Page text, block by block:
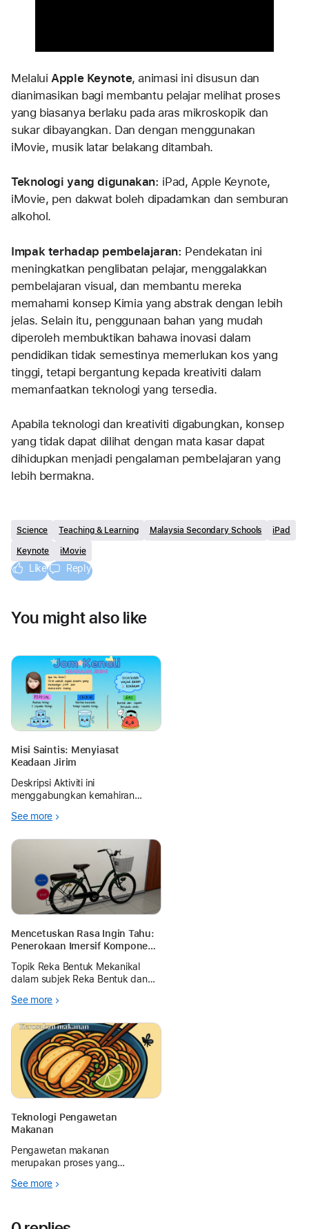
Melalui Apple Keynote, animasi ini disusun dan
dianimasikan bagi membantu pelajar melihat proses
yang biasanya berlaku pada aras mikroskopik dan
sukar dibayangkan. Dan dengan menggunakan
iMovie, musik latar belakang ditambah.
Teknologi yang digunakan: iPad, Apple Keynote,
iMovie, pen dakwat boleh dipadamkan dan semburan
alkohol.
Impak terhadap pembelajaran: Pendekatan ini
meningkatkan penglibatan pelajar, menggalakkan
pembelajaran visual, dan membantu mereka
memahami konsep Kimia yang abstrak dengan lebih
jelas. Selain itu, penggunaan bahan yang mudah
diperoleh membuktikan bahawa inovasi dalam
pendidikan tidak semestinya memerlukan kos yang
tinggi, tetapi bergantung kepada kreativiti dalam
memanfaatkan teknologi yang tersedia.
Apabila teknologi dan kreativiti digabungkan, konsep
yang tidak dapat dilihat dengan mata kasar dapat
dihidupkan menjadi pengalaman pembelajaran yang
lebih bermakna.
Science Teaching & Learning Malaysia Secondary Schools iPad
Keynote iMovie
Like Reply
You might also like
Misi Saintis: Menyiasat
Keadaan Jirim
Deskripsi Aktiviti ini
menggabungkan kemahiran
saintifik dan pembentangan
teknologi Apple. Bahan
pembelajaran ini direka khas
menggunakan Mac bagi
memanfaatkan ruang ke
See more
Mencetuskan Rasa Ingin Tahu:
Penerokaan Imersif Komponen
Topik Reka Bentuk Mekanikal
dalam subjek Reka Bentuk dan
amat mecabar kerana
mekanikal seperti gear, aci
sesondol dan tali sawat
beroperasi melalui pergerakan
yang suk
See more
Teknologi Pengawetan
Makanan
Pengawetan makanan
merupakan proses yang
kualiti, keselamatan dan
lebih lama tanpa mengalami
See more